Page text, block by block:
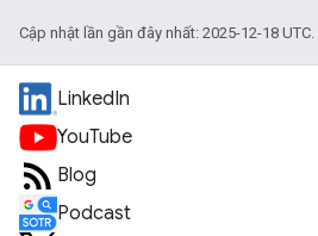
Cập nhật lần gần đây nhất: 2025-12-18 UTC.
LinkedIn
YouTube
Blog
Podcast